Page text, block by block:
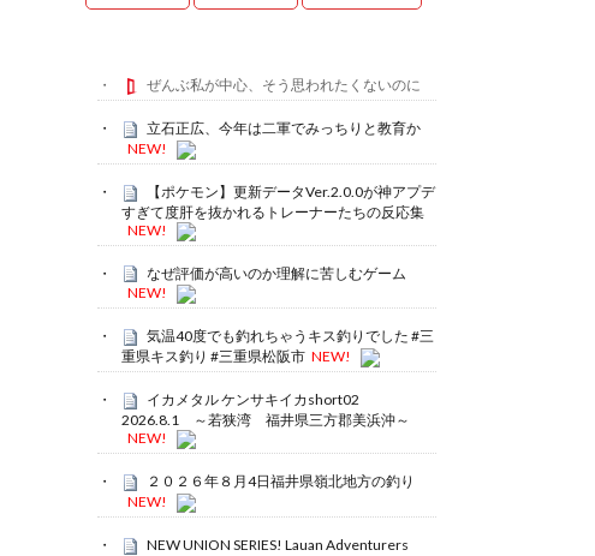
ぜんぶ私が中心、そう思われたくないのに
立石正広、今年は二軍でみっちりと教育か
NEW!
【ポケモン】更新データVer.2.0.0が神アプデ
すぎて度肝を抜かれるトレーナーたちの反応集
NEW!
なぜ評価が高いのか理解に苦しむゲーム
NEW!
気温40度でも釣れちゃうキス釣りでした #三
重県キス釣り #三重県松阪市 NEW!
イカメタル ケンサキイカshort02
2026.8.1 ～若狭湾 福井県三方郡美浜沖～
NEW!
２０２６年８月4日福井県嶺北地方の釣り
NEW!
NEW UNION SERIES! Lauan Adventurers